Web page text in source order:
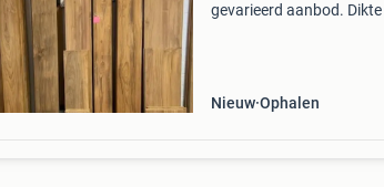
gevarieerd aanbod.
Nieuw Ophalen